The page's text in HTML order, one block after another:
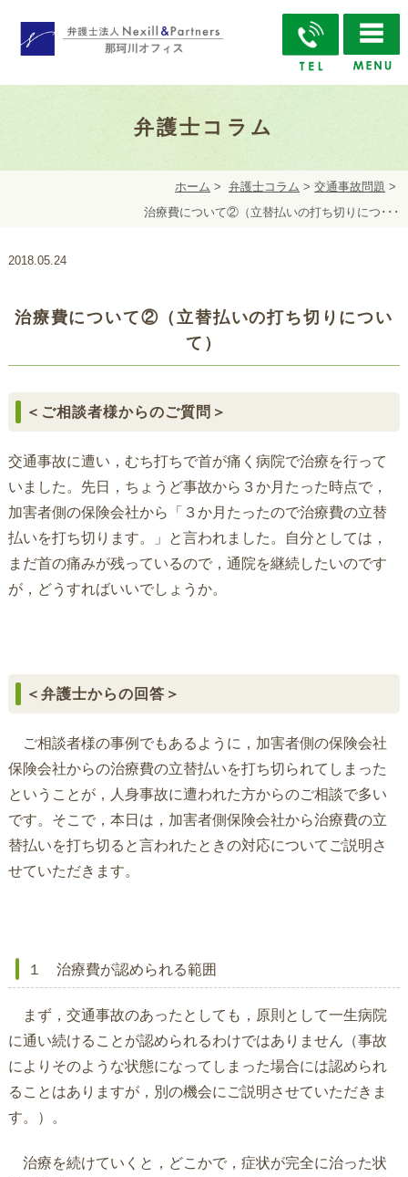
弁護士コラム
ホーム > 弁護士コラム >交通事故問題 >
治療費について②（立替払いの打ち切りにつ･･･
2018.05.24
治療費について②（立替払いの打ち切りについ
て）
＜ご相談者様からのご質問＞
交通事故に遭い，むち打ちで首が痛く病院で治療を行って
いました。先日，ちょうど事故から３か月たった時点で，
加害者側の保険会社から「３か月たったので治療費の立替
払いを打ち切ります。」と言われました。自分としては，
まだ首の痛みが残っているので，通院を継続したいのです
が，どうすればいいでしょうか。
＜弁護士からの回答＞
ご相談者様の事例でもあるように，加害者側の保険会社
保険会社からの治療費の立替払いを打ち切られてしまった
ということが，人身事故に遭われた方からのご相談で多い
です。そこで，本日は，加害者側保険会社から治療費の立
替払いを打ち切ると言われたときの対応についてご説明さ
せていただきます。
１ 治療費が認められる範囲
まず，交通事故のあったとしても，原則として一生病院
に通い続けることが認められるわけではありません（事故
によりそのような状態になってしまった場合には認められ
ることはありますが，別の機会にご説明させていただきま
す。）。
治療を続けていくと，どこかで，症状が完全に治った状